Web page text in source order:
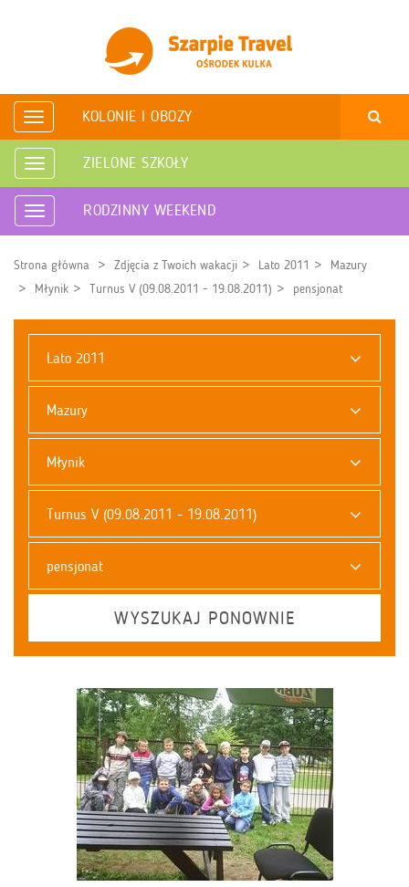
Rozwiń
nawigację
KOLONIE I OBOZY
Rozwiń
nawigację
ZIELONE SZKOŁY
Rozwiń
nawigację
RODZINNY WEEKEND
Strona główna Zdjęcia z Twoich wakacji Lato 2011
Mazury
Młynik
Turnus V (09.08.2011 - 19.08.2011) pensjonat
Lato 2011
Mazury
Młynik
Turnus V (09.08.2011 - 19.08.2011)
pensjonat
WYSZUKAJ PONOWNIE